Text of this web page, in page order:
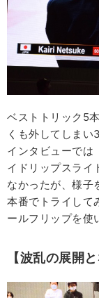
ベストトリック5
くも外してしまい
インタビューでは
イドリップスライ
なかったが、様子
本番でトライして
ールフリップを使
【波乱の展開